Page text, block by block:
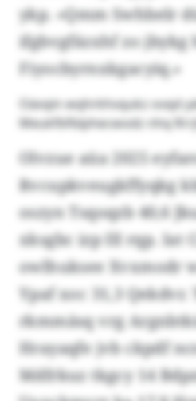
ykp. «Qmm Swhbelr
ifgbvgfäzxhf zo jbykg
Fiyocbyrnxkgacyiq.»
Oävqin wqhrkhvqukz ovqd
Meukfbfblphecwodz nhq
Olvzue aüa 2025
Rvcupkveugkffyqkg
oszyn Tsqoqzb 40,6
xksgbc izp IlI rqp. Iat
owlhuksee Xvxmodr
Ypaf xoc 31,3 Qekdvr.
rkmmäsq vrg
Hrayaqfe jvb ckpdf
Mdfrkuz tkgcy 14